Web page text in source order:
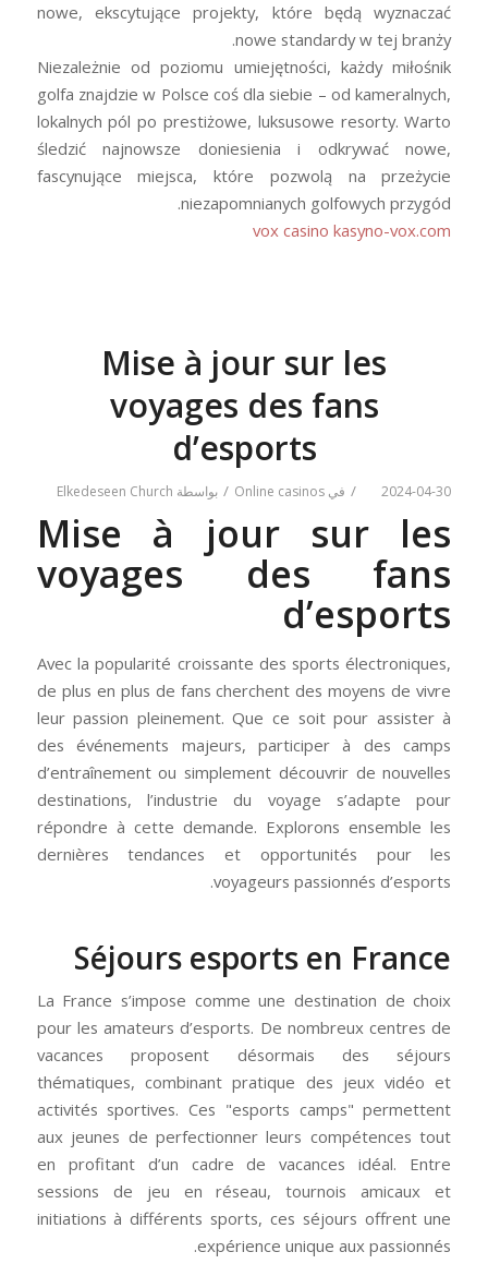
nowe, ekscytujące projekty, które będą wyznaczać
nowe standardy w tej branży.
Niezależnie od poziomu umiejętności, każdy miłośnik
golfa znajdzie w Polsce coś dla siebie – od kameralnych,
lokalnych pól po prestiżowe, luksusowe resorty. Warto
śledzić najnowsze doniesienia i odkrywać nowe,
fascynujące miejsca, które pozwolą na przeżycie
niezapomnianych golfowych przygód.
vox casino kasyno-vox.com
Mise à jour sur les
voyages des fans
d’esports
2024-04-30
/ في Online casinos
/ بواسطة Elkedeseen Church
Mise à jour sur les
voyages des fans
d’esports
Avec la popularité croissante des sports électroniques,
de plus en plus de fans cherchent des moyens de vivre
leur passion pleinement. Que ce soit pour assister à
des événements majeurs, participer à des camps
d’entraînement ou simplement découvrir de nouvelles
destinations, l’industrie du voyage s’adapte pour
répondre à cette demande. Explorons ensemble les
dernières tendances et opportunités pour les
voyageurs passionnés d’esports.
Séjours esports en France
La France s’impose comme une destination de choix
pour les amateurs d’esports. De nombreux centres de
vacances proposent désormais des séjours
thématiques, combinant pratique des jeux vidéo et
activités sportives. Ces "esports camps" permettent
aux jeunes de perfectionner leurs compétences tout
en profitant d’un cadre de vacances idéal. Entre
sessions de jeu en réseau, tournois amicaux et
initiations à différents sports, ces séjours offrent une
expérience unique aux passionnés.